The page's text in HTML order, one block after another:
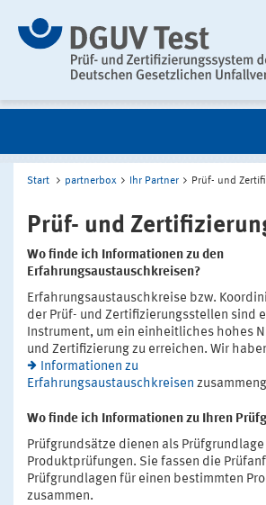
Start partnerbox Ihr Partner Prüf- und
Prüf- und
Wo finde ich Informationen zu den
Erfahrungsaustauschkreisen?
Erfahrungsaustauschkreise bzw.
der Prüf- und Zertifizierungsstellen sind
Instrument, um ein einheitliches hohes
und Zertifizierung zu erreichen. Wir
Informationen zu
Erfahrungsaustauschkreisen
Wo finde ich Informationen zu Ihren
Prüfgrundsätze dienen als
Produktprüfungen. Sie fassen die
Prüfgrundlagen für einen bestimmten
zusammen.